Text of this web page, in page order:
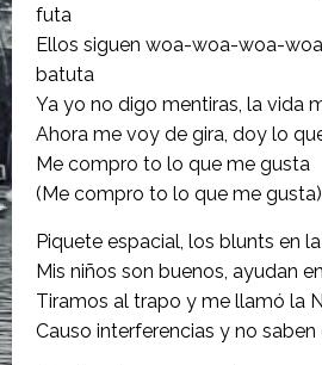
futa
Ellos siguen woa-woa-woa-
batuta
Ya yo no digo mentiras, la vida
Ahora me voy de gira, doy lo
Me compro to lo que me gusta
(Me compro to lo que me gusta)
Piquete espacial, los blunts en
Mis niños son buenos, ayudan
Tiramos al trapo y me llamó la
Causo interferencias y no saben